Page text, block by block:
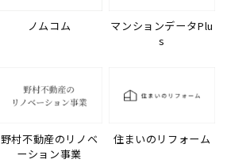
ノムコム
マンションデータPlu
s
野村不動産のリノベ
ーション事業
住まいのリフォーム